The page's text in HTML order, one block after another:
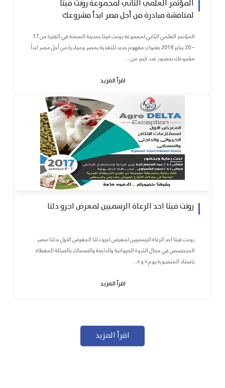
المؤتمر العلمي الثاني لمجموعة رونت فيتا
لمناقشة مبادرة من أجل مصر ابدأ مشروعك
المؤتمر العلمي الثاني لمجموعة رونت فيتا بمدينة السخنة في الفترة من 17
– 20 يناير 2018 بعنوان مفهوم جديد للتغذية بمصر ومبادرة من أجل مصر ابدأ
مشروعك بحضور عدد كبير من...
اقرأ المزيد
رونت فيتا احد الرعاة الرسميين لمعرض اجرو دلتا
رونت فيتا احد الرعاة الرسميين لمعرض اجرو دلتا المعرض الاول بدلتا مصر
المتخصص في مجال الثروة الحيوانية والداجنة والاسماك بالصالة المغطاة
باستاد المنصورة يوم ٧ و ٨...
اقرأ المزيد
اقرأ المزيد